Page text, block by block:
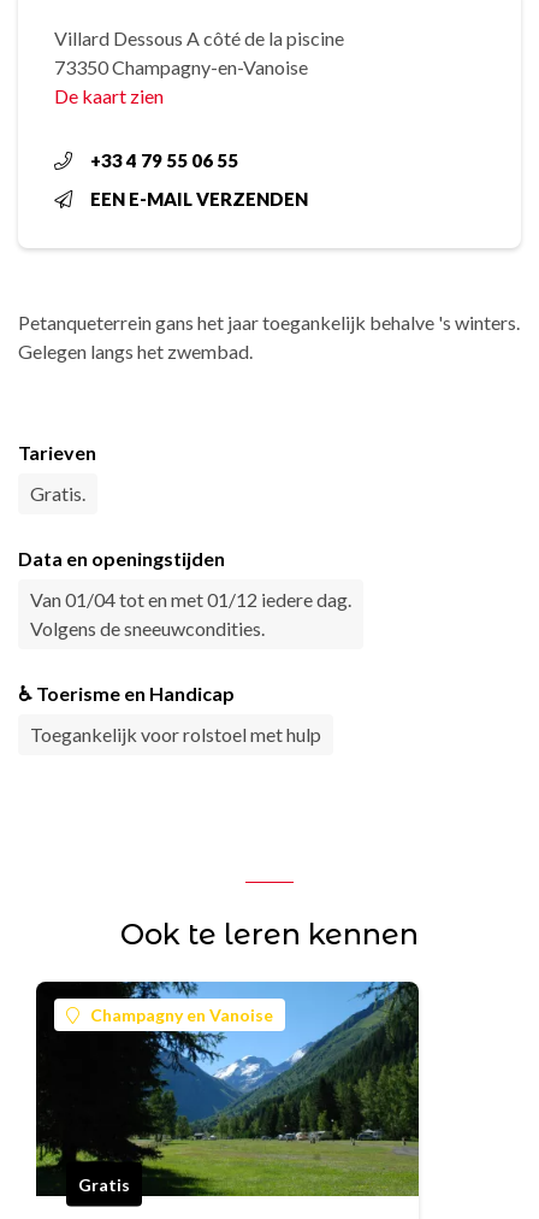
Villard Dessous A côté de la piscine
73350 Champagny-en-Vanoise
De kaart zien
+33 4 79 55 06 55
EEN E-MAIL VERZENDEN
Petanqueterrein gans het jaar toegankelijk behalve 's winters.
Gelegen langs het zwembad.
Tarieven
Gratis.
Data en openingstijden
Van 01/04 tot en met 01/12 iedere dag.
Volgens de sneeuwcondities.
♿ Toerisme en Handicap
Toegankelijk voor rolstoel met hulp
Ook te leren kennen
Champagny en Vanoise
Gratis